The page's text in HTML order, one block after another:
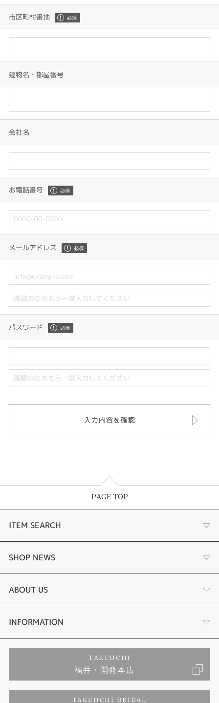
市区町村番地
建物名・部屋番号
会社名
お電話番号
メールアドレス
パスワード
PAGE TOP
ITEM SEARCH
婚約指輪
結婚指輪
セットリング
婚約ネックレス
エタニティリング
SHOP NEWS
タケウチのこだわり
プロポーズサポート
ブランドリスト
ジュエリーリフォーム
ABOUT US
会社概要
お客様の声
INFORMATION
TAKEUCHI
福井・開発本店
TAKEUCHI BRIDAL